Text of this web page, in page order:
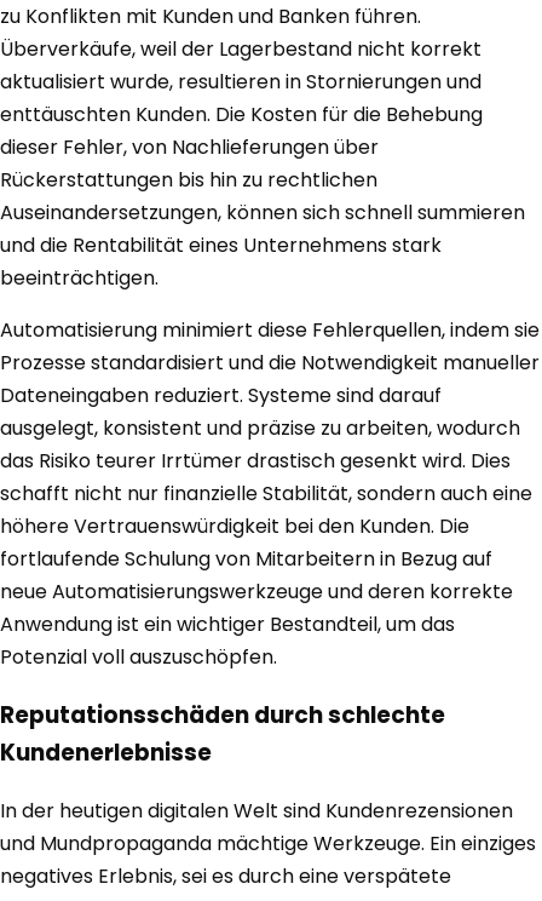
zu Konflikten mit Kunden und Banken führen.
Überverkäufe, weil der Lagerbestand nicht korrekt
aktualisiert wurde, resultieren in Stornierungen und
enttäuschten Kunden. Die Kosten für die Behebung
dieser Fehler, von Nachlieferungen über
Rückerstattungen bis hin zu rechtlichen
Auseinandersetzungen, können sich schnell summieren
und die Rentabilität eines Unternehmens stark
beeinträchtigen.
Automatisierung minimiert diese Fehlerquellen, indem sie
Prozesse standardisiert und die Notwendigkeit manueller
Dateneingaben reduziert. Systeme sind darauf
ausgelegt, konsistent und präzise zu arbeiten, wodurch
das Risiko teurer Irrtümer drastisch gesenkt wird. Dies
schafft nicht nur finanzielle Stabilität, sondern auch eine
höhere Vertrauenswürdigkeit bei den Kunden. Die
fortlaufende Schulung von Mitarbeitern in Bezug auf
neue Automatisierungswerkzeuge und deren korrekte
Anwendung ist ein wichtiger Bestandteil, um das
Potenzial voll auszuschöpfen.
Reputationsschäden durch schlechte
Kundenerlebnisse
In der heutigen digitalen Welt sind Kundenrezensionen
und Mundpropaganda mächtige Werkzeuge. Ein einziges
negatives Erlebnis, sei es durch eine verspätete